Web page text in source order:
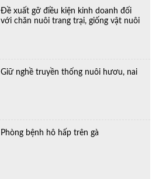
Đề xuất gỡ điều kiện kinh doanh đối
với chăn nuôi trang trại, giống vật nuôi
Giữ nghề truyền thống nuôi hươu, nai
Phòng bệnh hô hấp trên gà